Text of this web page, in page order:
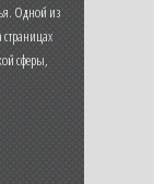
Одной из
страницах
сферы,